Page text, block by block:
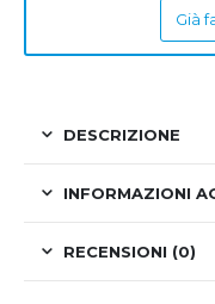
Già
DESCRIZIONE
INFORMAZIONI
RECENSIONI (0)